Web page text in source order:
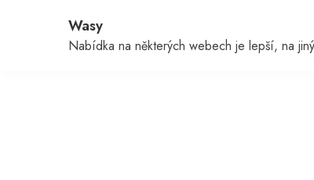
Wasy
Nabídka na některých webech je lepší, na